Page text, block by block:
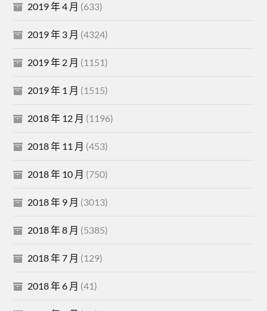
2019 年 4 月 (633)
2019 年 3 月 (4324)
2019 年 2 月 (1151)
2019 年 1 月 (1515)
2018 年 12 月 (1196)
2018 年 11 月 (453)
2018 年 10 月 (750)
2018 年 9 月 (3013)
2018 年 8 月 (5385)
2018 年 7 月 (129)
2018 年 6 月 (41)